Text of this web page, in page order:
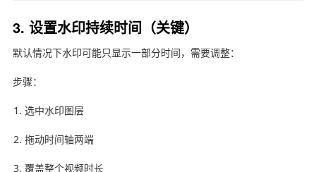
3. 设置水印持续时间（关键）
默认情况下水印可能只显示一部分时间，需要调整：
步骤：
选中水印图层
拖动时间轴两端
覆盖整个视频时长